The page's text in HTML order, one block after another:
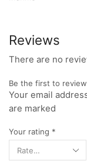
Reviews
There are no
Be the first to review
Your email
are marked
Your rating *